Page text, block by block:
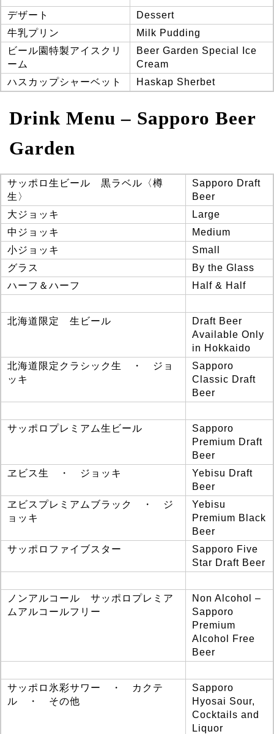
デザート
Dessert
牛乳プリン
Milk Pudding
ビール園特製アイスクリ
ーム
Beer Garden Special Ice
Cream
ハスカップシャーベット
Haskap Sherbet
Drink Menu – Sapporo Beer
Garden
サッポロ生ビール 黒ラベル〈樽
生〉
Sapporo Draft
Beer
大ジョッキ
Large
中ジョッキ
Medium
小ジョッキ
Small
グラス
By the Glass
ハーフ＆ハーフ
Half & Half
北海道限定 生ビール
Draft Beer
Available Only
in Hokkaido
北海道限定クラシック生 ・ ジョ
ッキ
Sapporo
Classic Draft
Beer
サッポロプレミアム生ビール
Sapporo
Premium Draft
Beer
ヱビス生 ・ ジョッキ
Yebisu Draft
Beer
ヱビスプレミアムブラック ・ ジ
ョッキ
Yebisu
Premium Black
Beer
サッポロファイブスター
Sapporo Five
Star Draft Beer
ノンアルコール サッポロプレミア
ムアルコールフリー
Non Alcohol –
Sapporo
Premium
Alcohol Free
Beer
サッポロ氷彩サワー ・ カクテ
ル ・ その他
Sapporo
Hyosai Sour,
Cocktails and
Liquor